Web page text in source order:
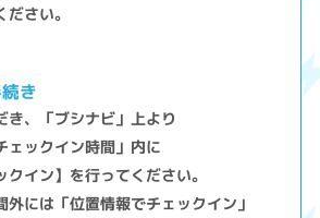
さい。
き
き、「ブシナビ」上より
ェックイン時間」内に
クイン】を行ってください。
には「位置情報でチェックイン」